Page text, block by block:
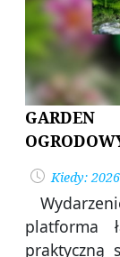
Kiedy:
platforma
praktyczną